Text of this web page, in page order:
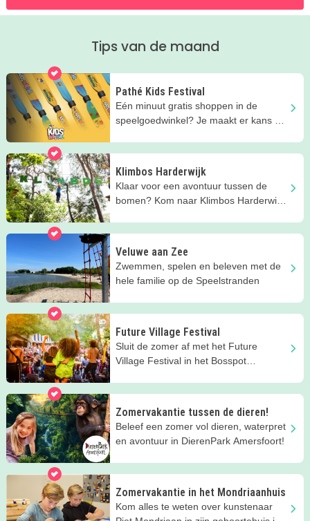
Tips van de maand
Pathé Kids Festival
Eén minuut gratis shoppen in de
speelgoedwinkel? Je maakt er kans op
Klimbos Harderwijk
Klaar voor een avontuur tussen de
bomen? Kom naar Klimbos Harderwijk,
Veluwe aan Zee
Zwemmen, spelen en beleven met de
hele familie op de Speelstranden
Future Village Festival
Sluit de zomer af met het Future
Village Festival in het Bosspot
Zomervakantie tussen de dieren!
Beleef een zomer vol dieren, waterpret
en avontuur in DierenPark Amersfoort!
Zomervakantie in het Mondriaanhuis
Kom alles te weten over kunstenaar